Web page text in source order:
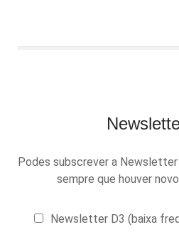
Podes subscrever a
sempre que houver
Newsletter D3 (baixa